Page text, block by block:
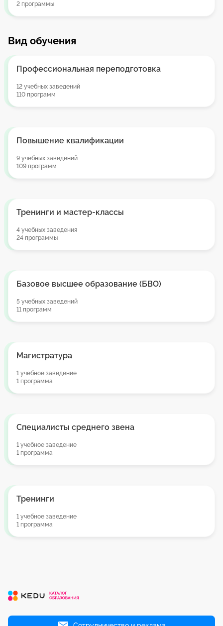
2 программы
Вид обучения
Профессиональная переподготовка
12 учебных заведений
110 программ
Повышение квалификации
9 учебных заведений
109 программ
Тренинги и мастер-классы
4 учебных заведения
24 программы
Базовое высшее образование (БВО)
5 учебных заведений
11 программ
Магистратура
1 учебное заведение
1 программа
Специалисты среднего звена
1 учебное заведение
1 программа
Тренинги
1 учебное заведение
1 программа